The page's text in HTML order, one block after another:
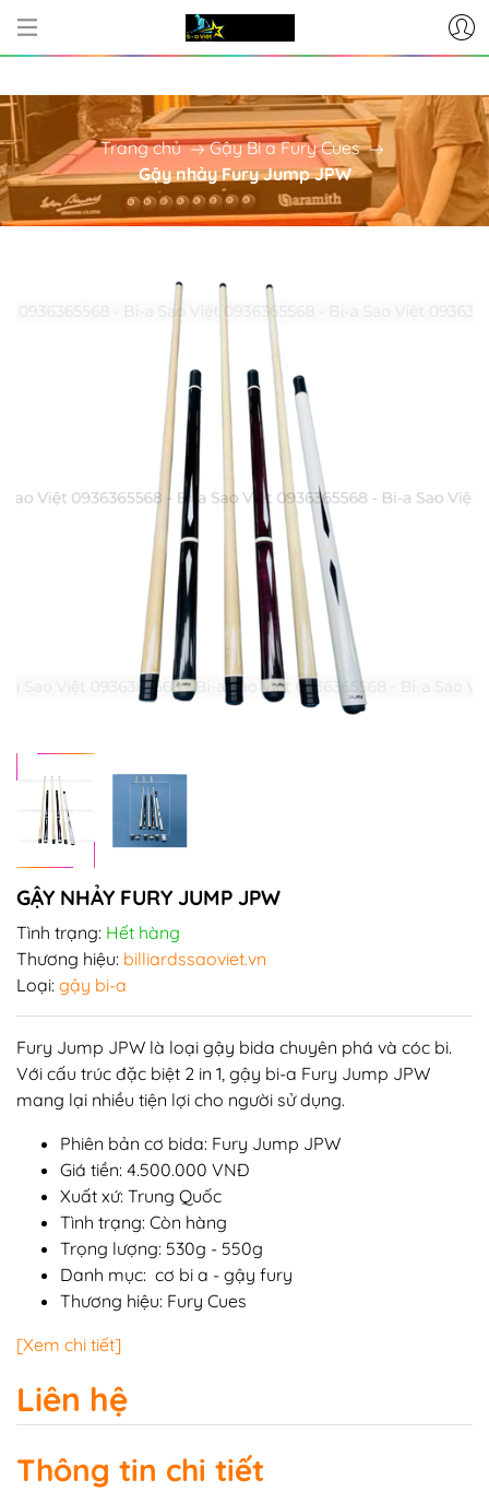
CƠ SỞ CUNG CẤP BÀN BI-A -
Trang chủ
Gậy Bi a Fury Cues
Gậy nhảy Fury Jump JPW
GẬY NHẢY FURY JUMP JPW
Tình trạng: Hết hàng
Thương hiệu: billiardssaoviet.vn
Loại: gậy bi-a
Fury Jump JPW là loại gậy bida chuyên phá và cóc bi.
Với cấu trúc đặc biệt 2 in 1, gậy bi-a Fury Jump JPW
mang lại nhiều tiện lợi cho người sử dụng.
Phiên bản cơ bida: Fury Jump JPW
Giá tiền: 4.500.000 VNĐ
Xuất xứ: Trung Quốc
Tình trạng: Còn hàng
Trọng lượng: 530g - 550g
Danh mục: cơ bi a - gậy fury
Thương hiệu: Fury Cues
[Xem chi tiết]
Liên hệ
Thông tin chi tiết